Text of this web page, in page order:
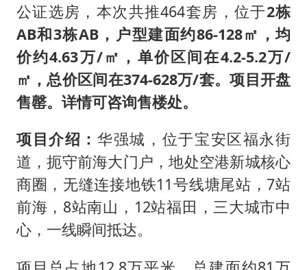
公证选房，本次共推464套房，位于2栋
AB和3栋AB，户型建面约86-128㎡，均
价约4.63万/㎡，单价区间在4.2-5.2万/
㎡，总价区间在374-628万/套。项目开盘
售罄。详情可咨询售楼处。
项目介绍：华强城，位于宝安区福永街
道，扼守前海大门户，地处空港新城核心
商圈，无缝连接地铁11号线塘尾站，7站
前海，8站南山，12站福田，三大城市中
心，一线瞬间抵达。